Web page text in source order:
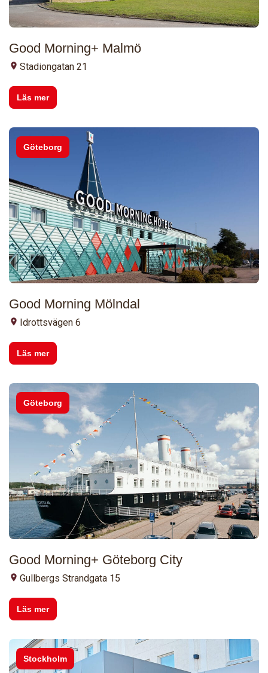
Good Morning+ Malmö
Stadiongatan 21
Läs mer
Göteborg
Good Morning Mölndal
Idrottsvägen 6
Läs mer
Göteborg
Good Morning+ Göteborg City
Gullbergs Strandgata 15
Läs mer
Stockholm